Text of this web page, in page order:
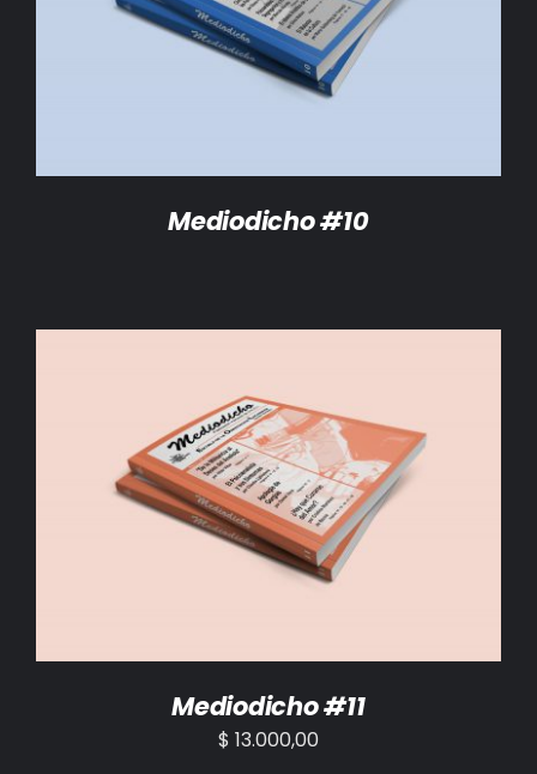
DETALLES
Mediodicho #10
AÑADIR AL CARRITO / DETALLES
Mediodicho #11
$ 13.000,00